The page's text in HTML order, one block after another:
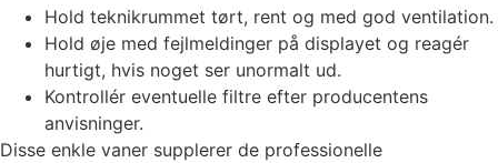
Hold teknikrummet tørt, rent og med god ventilation.
Hold øje med fejlmeldinger på displayet og reagér
hurtigt, hvis noget ser unormalt ud.
Kontrollér eventuelle filtre efter producentens
anvisninger.
Disse enkle vaner supplerer de professionelle